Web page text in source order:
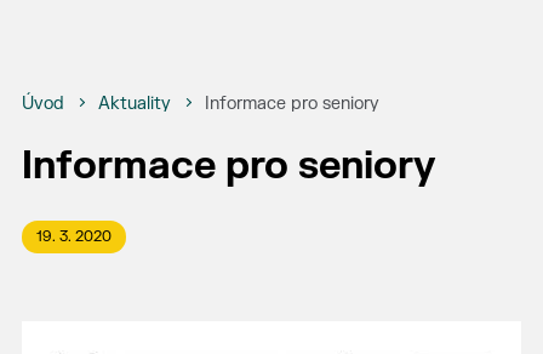
Úvod Aktuality Informace pro seniory
Informace pro seniory
19. 3. 2020